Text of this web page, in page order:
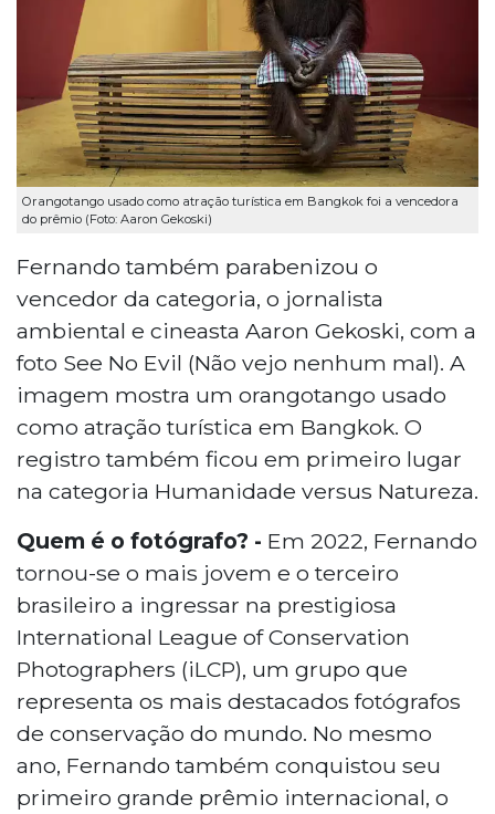
Orangotango usado como atração turística em Bangkok foi a vencedora
do prêmio (Foto: Aaron Gekoski)
Fernando também parabenizou o
vencedor da categoria, o jornalista
ambiental e cineasta Aaron Gekoski, com a
foto See No Evil (Não vejo nenhum mal). A
imagem mostra um orangotango usado
como atração turística em Bangkok. O
registro também ficou em primeiro lugar
na categoria Humanidade versus Natureza.
Quem é o fotógrafo? - Em 2022, Fernando
tornou-se o mais jovem e o terceiro
brasileiro a ingressar na prestigiosa
International League of Conservation
Photographers (iLCP), um grupo que
representa os mais destacados fotógrafos
de conservação do mundo. No mesmo
ano, Fernando também conquistou seu
primeiro grande prêmio internacional, o